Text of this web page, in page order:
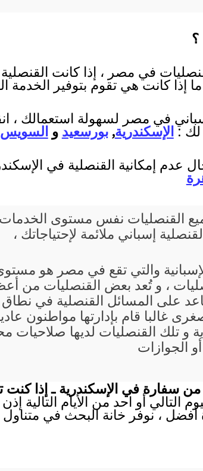
؟
في مصر ، إذا كانت
إذا كانت هي تقوم بتوفير الخدمة
في مصر لسهولة استعمالك ،
لك : الإسكندرية,بورسعيد و السويس
إمكانية القنصلية في
جميع القنصليات نفس مستوى
إسباني ملائمة لإحتياجاتك ،
والتي تقع في مصر هو
، و تُعد بعض القنصليات من
على المسائل القنصلية في
غالبا قام بإدارتها مواطنون
و تلك القنصليات لديها صلاحيات
الجوازات
سفارة في الإسكندرية ـ إذا كنت
التالي أو احد من الأيام
، نوفر خانة البحث في